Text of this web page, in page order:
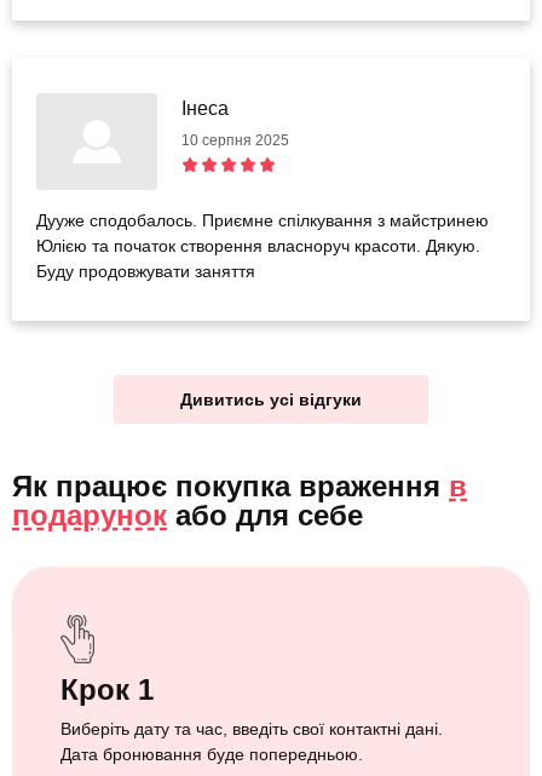
Інеса
10 серпня 2025
Дууже сподобалось. Приємне спілкування з майстринею
Юлією та початок створення власноруч красоти. Дякую.
Буду продовжувати заняття
Дивитись усі відгуки
Як працює покупка враження в
подарунок або для себе
Крок 1
Виберіть дату та час, введіть свої контактні дані.
Дата бронювання буде попередньою.